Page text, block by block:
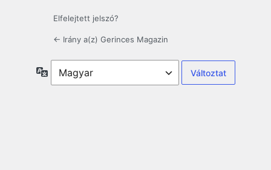
Elfelejtett jelszó?
← Irány a(z) Gerinces Magazin
Nyelv